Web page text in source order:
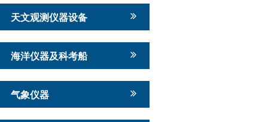
天文观测仪器设备
海洋仪器及科考船
气象仪器